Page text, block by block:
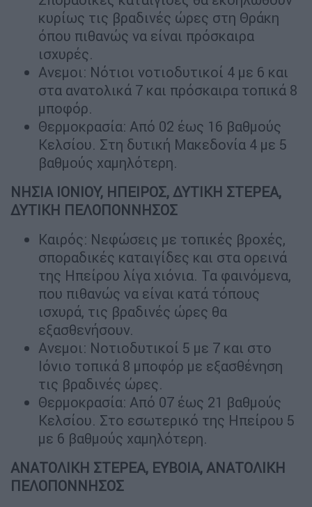
κυρίως τις βραδινές ώρες στη Θράκη
όπου πιθανώς να είναι πρόσκαιρα
ισχυρές.
Ανεμοι: Νότιοι νοτιοδυτικοί 4 με 6 και
στα ανατολικά 7 και πρόσκαιρα τοπικά 8
μποφόρ.
Θερμοκρασία: Από 02 έως 16 βαθμούς
Κελσίου. Στη δυτική Μακεδονία 4 με 5
βαθμούς χαμηλότερη.
ΝΗΣΙΑ ΙΟΝΙΟΥ, ΗΠΕΙΡΟΣ, ΔΥΤΙΚΗ ΣΤΕΡΕΑ,
ΔΥΤΙΚΗ ΠΕΛΟΠΟΝΝΗΣΟΣ
Καιρός: Νεφώσεις με τοπικές βροχές,
σποραδικές καταιγίδες και στα ορεινά
της Ηπείρου λίγα χιόνια. Τα φαινόμενα,
που πιθανώς να είναι κατά τόπους
ισχυρά, τις βραδινές ώρες θα
εξασθενήσουν.
Ανεμοι: Νοτιοδυτικοί 5 με 7 και στο
Ιόνιο τοπικά 8 μποφόρ με εξασθένηση
τις βραδινές ώρες.
Θερμοκρασία: Από 07 έως 21 βαθμούς
Κελσίου. Στο εσωτερικό της Ηπείρου 5
με 6 βαθμούς χαμηλότερη.
ΑΝΑΤΟΛΙΚΗ ΣΤΕΡΕΑ, ΕΥΒΟΙΑ, ΑΝΑΤΟΛΙΚΗ
ΠΕΛΟΠΟΝΝΗΣΟΣ